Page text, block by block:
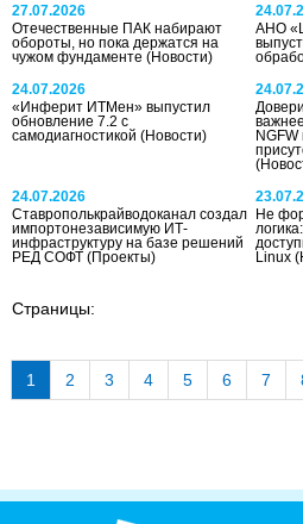
27.07.2026
Отечественные ПАК набирают
обороты, но пока держатся на
чужом фундаменте (Новости)
АНО
24.07.2026
«Инферит ИТМен» выпустил
обновление 7.2 с
самодиагностикой (Новости)
24.07.2026
Ставрополькрайводоканал создал
импортонезависимую ИТ-
инфраструктуру на базе решений
РЕД СОФТ (Проекты)
Не
Linux
Страницы:
1 2 3 4 5 6 7